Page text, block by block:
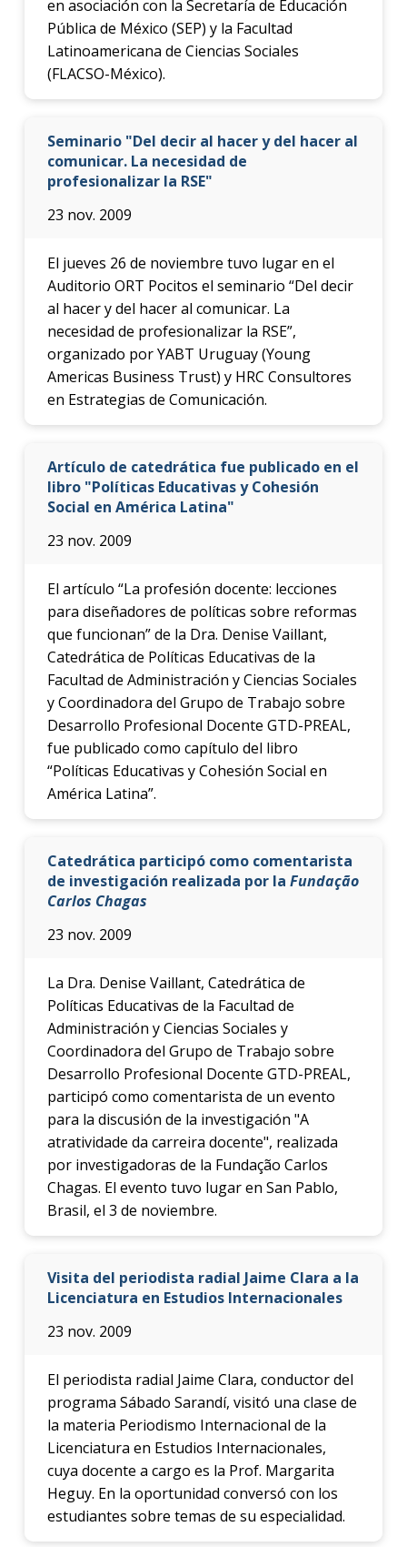
en asociación con la Secretaría de Educación
Pública de México (SEP) y la Facultad
Latinoamericana de Ciencias Sociales
(FLACSO-México).
Seminario "Del decir al hacer y del hacer al
comunicar. La necesidad de
profesionalizar la RSE"
23 nov. 2009
El jueves 26 de noviembre tuvo lugar en el
Auditorio ORT Pocitos el seminario “Del decir
al hacer y del hacer al comunicar. La
necesidad de profesionalizar la RSE”,
organizado por YABT Uruguay (Young
Americas Business Trust) y HRC Consultores
en Estrategias de Comunicación.
Artículo de catedrática fue publicado en el
libro "Políticas Educativas y Cohesión
Social en América Latina"
23 nov. 2009
El artículo “La profesión docente: lecciones
para diseñadores de políticas sobre reformas
que funcionan” de la Dra. Denise Vaillant,
Catedrática de Políticas Educativas de la
Facultad de Administración y Ciencias Sociales
y Coordinadora del Grupo de Trabajo sobre
Desarrollo Profesional Docente GTD-PREAL,
fue publicado como capítulo del libro
“Políticas Educativas y Cohesión Social en
América Latina”.
Catedrática participó como comentarista
de investigación realizada por la Fundação
Carlos Chagas
23 nov. 2009
La Dra. Denise Vaillant, Catedrática de
Políticas Educativas de la Facultad de
Administración y Ciencias Sociales y
Coordinadora del Grupo de Trabajo sobre
Desarrollo Profesional Docente GTD-PREAL,
participó como comentarista de un evento
para la discusión de la investigación "A
atratividade da carreira docente", realizada
por investigadoras de la Fundação Carlos
Chagas. El evento tuvo lugar en San Pablo,
Brasil, el 3 de noviembre.
Visita del periodista radial Jaime Clara a la
Licenciatura en Estudios Internacionales
23 nov. 2009
El periodista radial Jaime Clara, conductor del
programa Sábado Sarandí, visitó una clase de
la materia Periodismo Internacional de la
Licenciatura en Estudios Internacionales,
cuya docente a cargo es la Prof. Margarita
Heguy. En la oportunidad conversó con los
estudiantes sobre temas de su especialidad.